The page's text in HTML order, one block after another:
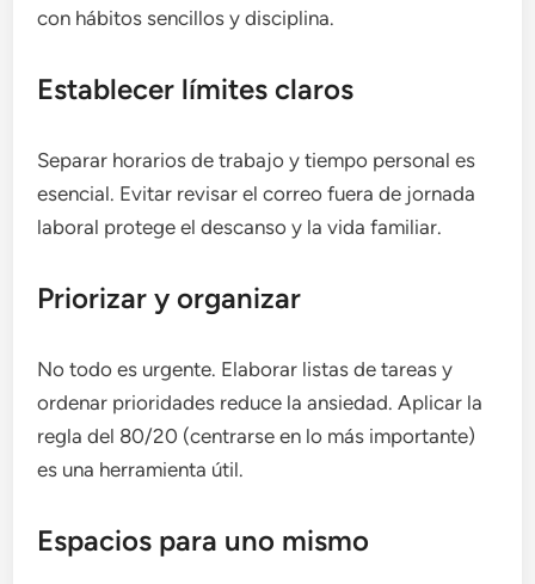
con hábitos sencillos y disciplina.
Establecer límites claros
Separar horarios de trabajo y tiempo personal es
esencial. Evitar revisar el correo fuera de jornada
laboral protege el descanso y la vida familiar.
Priorizar y organizar
No todo es urgente. Elaborar listas de tareas y
ordenar prioridades reduce la ansiedad. Aplicar la
regla del 80/20 (centrarse en lo más importante)
es una herramienta útil.
Espacios para uno mismo